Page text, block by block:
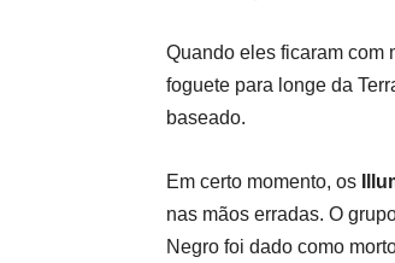
Quando eles ficaram com
foguete para longe da
baseado.
Em certo momento, os
nas mãos erradas. O
Negro foi dado como